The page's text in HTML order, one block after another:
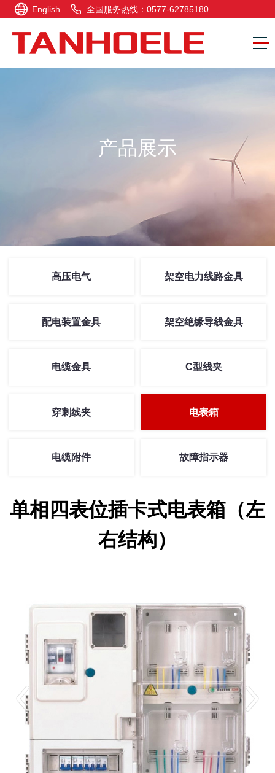
English 全国服务热线：0577-62785180
产品展示
高压电气 架空电力线路金具
配电装置金具 架空绝缘导线金具
电缆金具 C型线夹
穿刺线夹 电表箱
电缆附件 故障指示器
单相四表位插卡式电表箱（左
右结构）